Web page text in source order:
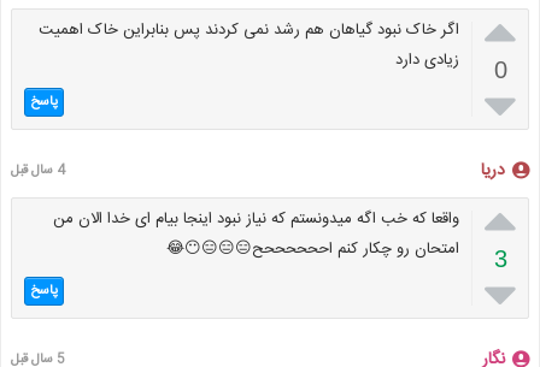

0

اگر خاک نبود گیاهان هم رشد نمی کردند پس بنابراین خاک اهمیت
زیادی دارد
پاسخ
دریا 4 سال قبل

3

واقعا که خب اگه میدونستم که نیاز نبود اینجا بیام ای خدا الان من
امتحان رو چکار کنم اححححححح😑😑😑😶😂
پاسخ
نگار 5 سال قبل